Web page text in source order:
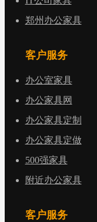
郑州办公家具
客户服务
办公室家具
办公家具网
办公家具定制
办公家具定做
500强家具
附近办公家具
客户服务